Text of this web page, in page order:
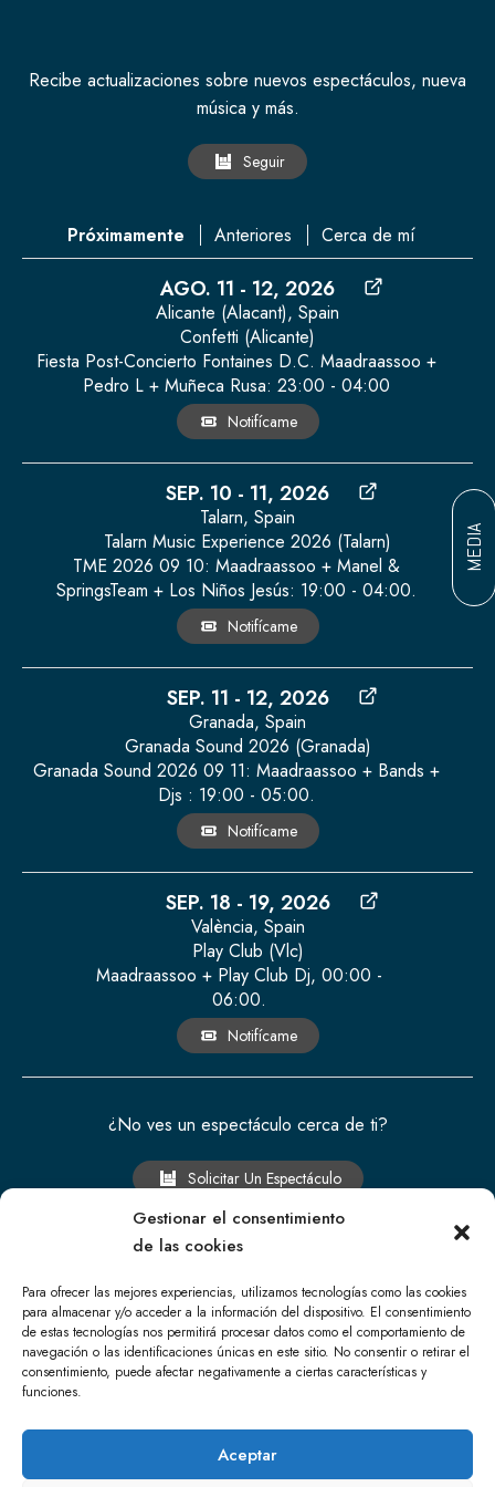
Gestionar el consentimiento
de las cookies
Para ofrecer las mejores experiencias, utilizamos tecnologías como las cookies
para almacenar y/o acceder a la información del dispositivo. El consentimiento
de estas tecnologías nos permitirá procesar datos como el comportamiento de
navegación o las identificaciones únicas en este sitio. No consentir o retirar el
consentimiento, puede afectar negativamente a ciertas características y
funciones.
Aceptar
MEDIA
Recibe actualizaciones sobre nuevos espectáculos, nueva
música y más.
Seguir
Próximamente | Anteriores | Cerca de mí
AGO. 11 - 12, 2026
Alicante (alacant), Spain
Confetti (Alicante)
Fiesta Post-Concierto Fontaines D.C. Maadraassoo +
Pedro L + Muñeca Rusa: 23:00 - 04:00
Notifícame
SEP. 10 - 11, 2026
Talarn, Spain
Talarn Music Experience 2026 (Talarn)
TME 2026 09 10: Maadraassoo + Manel &
SpringsTeam + Los Niños Jesús: 19:00 - 04:00.
Notifícame
SEP. 11 - 12, 2026
Granada, Spain
Granada Sound 2026 (Granada)
Granada Sound 2026 09 11: Maadraassoo + Bands +
Djs : 19:00 - 05:00.
Notifícame
SEP. 18 - 19, 2026
València, Spain
Play Club (Vlc)
Maadraassoo + Play Club Dj, 00:00 -
06:00.
Notifícame
¿No ves un espectáculo cerca de ti?
Solicitar Un Espectáculo
DJ Maadraassoo
T
w
S
p